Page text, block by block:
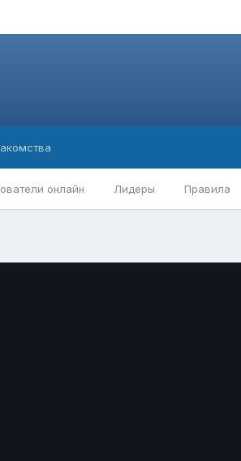
онлайн Лидеры Правила